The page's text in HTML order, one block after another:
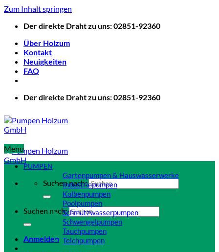
Zum Inhalt springen
Der direkte Draht zu uns: 02851-92360
Über Holzum
Kontakt
Neuigkeiten
FAQ
Der direkte Draht zu uns: 02851-92360
Suchen nach:
Suchen nach:
Anmelden
Menu
PUMPEN
Gartenpumpen & Hauswasserwerke
Industriepumpen
Kolbenpumpen
Poolpumpen
Schmutzwasserpumpen
Schwengelpumpen
Tauchpumpen
Teichpumpen